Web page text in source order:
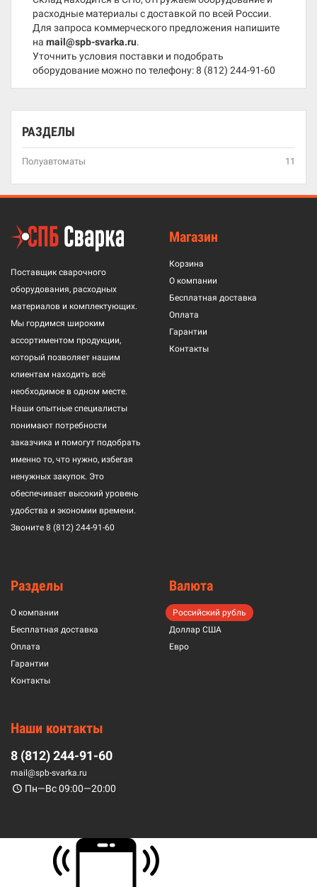
расходные материалы с доставкой по всей России.
Для запроса коммерческого предложения напишите
на mail@spb-svarka.ru.
Уточнить условия поставки и подобрать
оборудование можно по телефону:8 (812) 244-91-60
РАЗДЕЛЫ
Полуавтоматы 11
Поставщик сварочного
оборудования, расходных
материалов и комплектующих.
Мы гордимся широким
ассортиментом продукции,
который позволяет нашим
клиентам находить всё
необходимое в одном месте.
Наши опытные специалисты
понимают потребности
заказчика и помогут подобрать
именно то, что нужно, избегая
ненужных закупок. Это
обеспечивает высокий уровень
удобства и экономии времени.
Звоните 8 (812) 244-91-60
Магазин
Корзина
О компании
Бесплатная доставка
Оплата
Гарантии
Контакты
Разделы
О компании
Бесплатная доставка
Оплата
Гарантии
Контакты
Валюта
Российский рубль
Доллар США
Евро
Наши контакты
8 (812) 244-91-60
mail@spb-svarka.ru
Пн—Вс 09:00—20:00